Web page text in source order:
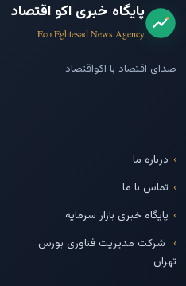
پایگاه خبری اکو اقتصاد
Eco Eghtesad News Agency
صدای اقتصاد با اکواقتصاد
درباره ما
تماس با ما
پایگاه خبری بازار سرمایه
شرکت مدیریت فناوری بورس
تهران